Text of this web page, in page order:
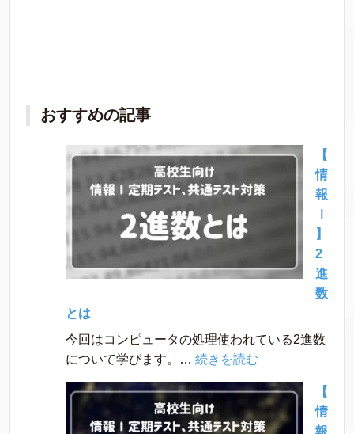
おすすめの記事
【
情
報
】
2
進
数
とは
今回はコンピュータの処理使われている2進数
について学びます。… 続きを読む
報
Ⅰ】
【
情
報